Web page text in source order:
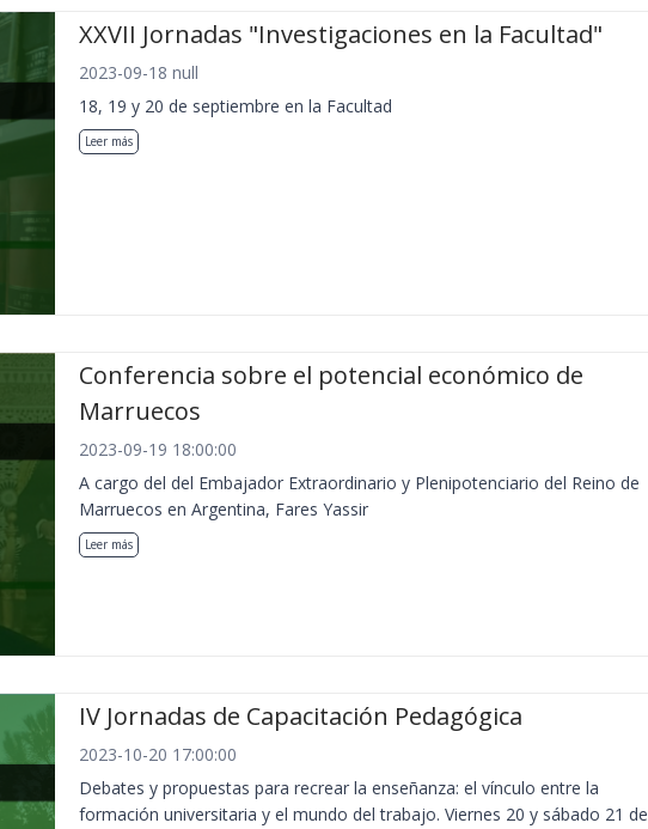
XXVII Jornadas "Investigaciones en la Facultad"
2023-09-18 null
18, 19 y 20 de septiembre en la Facultad
Leer más
Conferencia sobre el potencial económico de
Marruecos
2023-09-19 18:00:00
A cargo del del Embajador Extraordinario y Plenipotenciario del Reino de
Marruecos en Argentina, Fares Yassir
Leer más
IV Jornadas de Capacitación Pedagógica
2023-10-20 17:00:00
Debates y propuestas para recrear la enseñanza: el vínculo entre la
formación universitaria y el mundo del trabajo. Viernes 20 y sábado 21 de